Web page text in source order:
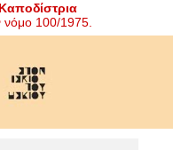
νόμο 100/1975.